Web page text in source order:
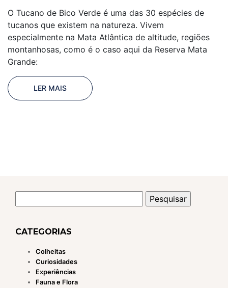
O Tucano de Bico Verde é uma das 30 espécies de
tucanos que existem na natureza. Vivem
especialmente na Mata Atlântica de altitude, regiões
montanhosas, como é o caso aqui da Reserva Mata
Grande:
LER MAIS
por:
CATEGORIAS
Colheitas
Curiosidades
Experiências
Fauna e Flora